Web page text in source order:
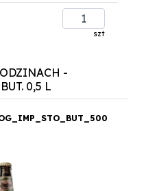
szt
-
0,5 L